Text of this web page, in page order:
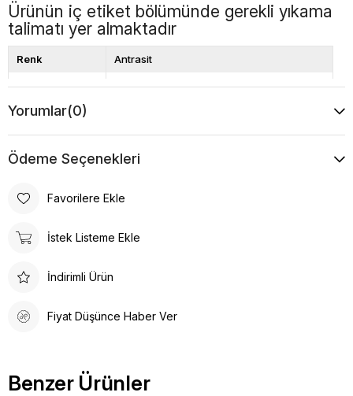
Ürünün iç etiket bölümünde gerekli yıkama
talimatı yer almaktadır
Renk Antrasit
Boy Standart
Desen
Yorumlar(0)
Ödeme Seçenekleri
Favorilere Ekle
İstek Listeme Ekle
İndirimli Ürün
Fiyat Düşünce Haber Ver
Benzer Ürünler